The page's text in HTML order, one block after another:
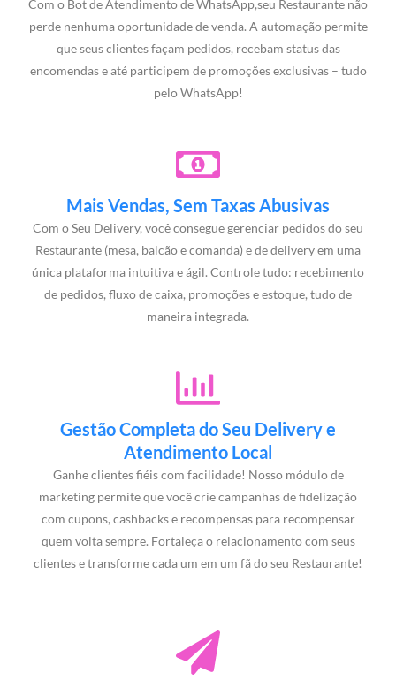
Com o Bot de Atendimento de WhatsApp,seu Restaurante não
perde nenhuma oportunidade de venda. A automação permite
que seus clientes façam pedidos, recebam status das
encomendas e até participem de promoções exclusivas – tudo
pelo WhatsApp!
Mais Vendas, Sem Taxas Abusivas
Com o Seu Delivery, você consegue gerenciar pedidos do seu
Restaurante (mesa, balcão e comanda) e de delivery em uma
única plataforma intuitiva e ágil. Controle tudo: recebimento
de pedidos, fluxo de caixa, promoções e estoque, tudo de
maneira integrada.
Gestão Completa do Seu Delivery e
Atendimento Local
Ganhe clientes fiéis com facilidade! Nosso módulo de
marketing permite que você crie campanhas de fidelização
com cupons, cashbacks e recompensas para recompensar
quem volta sempre. Fortaleça o relacionamento com seus
clientes e transforme cada um em um fã do seu Restaurante!